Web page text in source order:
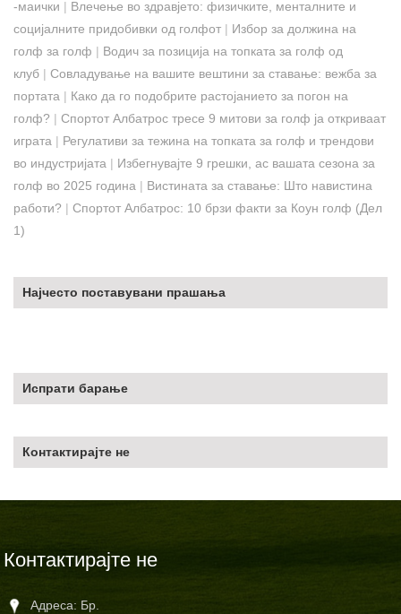
-маички | Влечење во здравјето: физичките, менталните и
социјалните придобивки од голфот | Избор за должина на
голф за голф | Водич за позиција на топката за голф од
клуб | Совладување на вашите вештини за ставање: вежба за
портата | Како да го подобрите растојанието за погон на
голф? | Спортот Албатрос тресе 9 митови за голф ја откриваат
играта | Регулативи за тежина на топката за голф и трендови
во индустријата | Избегнувајте 9 грешки, ас вашата сезона за
голф во 2025 година | Вистината за ставање: Што навистина
работи? | Спортот Албатрос: 10 брзи факти за Коун голф (Дел
1)
Најчесто поставувани прашања
Испрати барање
Контактирајте не
Контактирајте не
Адреса: Бр.